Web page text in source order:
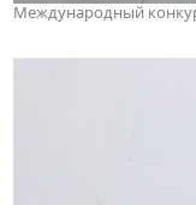
Международный